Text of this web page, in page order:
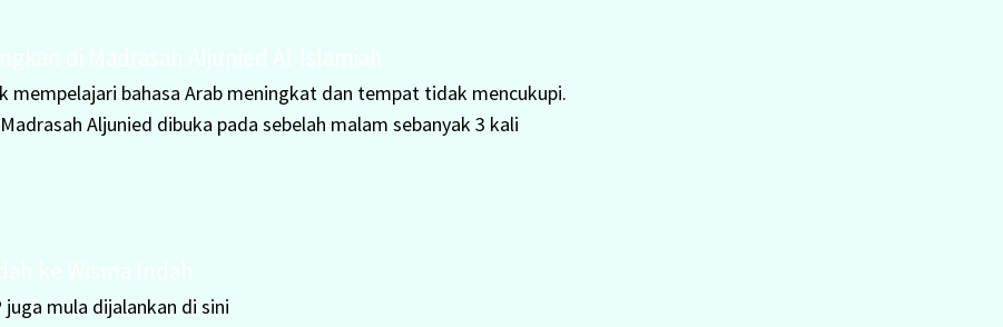
mempelajari bahasa Arab meningkat dan tempat tidak mencukupi.
Aljunied dibuka pada sebelah malam sebanyak 3 kali
juga mula dijalankan di sini